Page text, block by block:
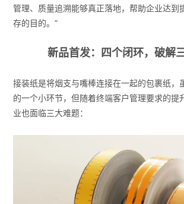
管理、质量追溯能够真正落地，帮助企业达到
存的目的。”
新品首发：四个闭环，破解
接装纸是将烟支与嘴棒连接在一起的包裹纸，
的一个小环节，但随着终端客户管理要求的提
业也面临三大难题：